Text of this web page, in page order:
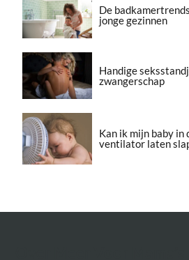
De
jonge gezinnen
Handige
zwangerschap
Kan ik mijn baby in
ventilator laten